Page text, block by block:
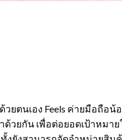
ตนเอง Feels ค่ายมือถื
ยกัน เพื่อต่อยอดเป้าหมา